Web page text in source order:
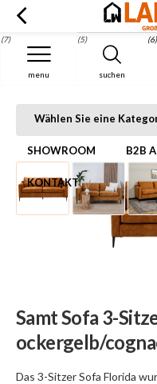
suchen
(5) (6)
menu
(7)
Menu
Wählen Sie eine
SHOWROOM B2B
KONTAKT
Startseite Samt Sofa
Samt Sofa 3-Sitzer
Samt Sofa 3-
ockergelb/
Das 3-Sitzer Sofa Florida